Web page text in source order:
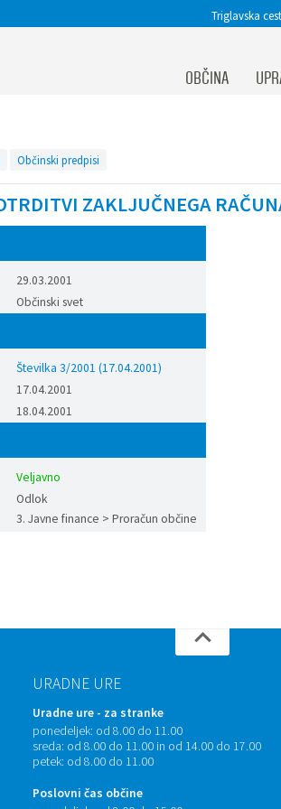
Triglavska
OBČINA
Občinski predpisi
ZAKLJUČNEGA
29.03.2001
Občinski svet
Številka 3/2001 (17.04.2001)
17.04.2001
18.04.2001
Veljavno
Odlok
3. Javne finance > Proračun občine
URADNE URE
Uradne ure - za stranke
ponedeljek: od 8.00 do 11.00
sreda: od 8.00 do 11.00 in od 14.00 do 17.00
petek: od 8.00 do 11.00
Poslovni čas občine